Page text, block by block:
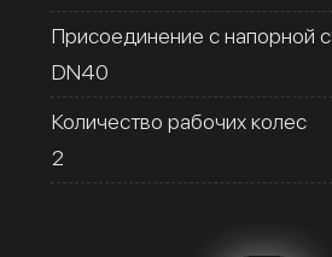
Присоединение с напорной
DN40
Количество рабочих колес
2